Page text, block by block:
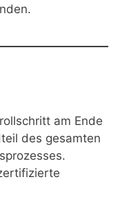
am Ende
des gesamten